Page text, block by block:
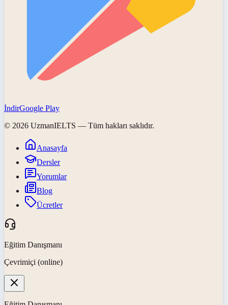
İndirGoogle Play
© 2026 UzmanIELTS — Tüm hakları saklıdır.
Anasayfa
Dersler
Yorumlar
Blog
Ücretler
Eğitim Danışmanı
Çevrimiçi (online)